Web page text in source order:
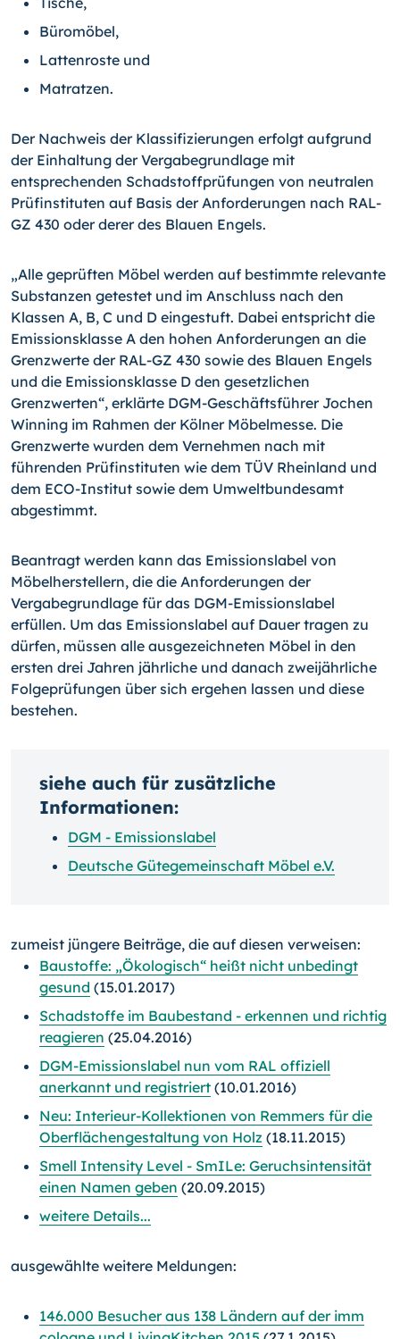
Büromöbel,
Lattenroste und
Matratzen.
Der Nachweis der Klassifizierungen erfolgt aufgrund
der Ein­haltung der Vergabegrundlage mit
entsprechenden Schadstoff­prüfungen von neutralen
Prüfinstituten auf Basis der Anforde­rungen nach RAL-
GZ 430 oder derer des Blauen Engels.
„Alle geprüften Möbel werden auf bestimmte relevante
Substanzen getestet und im Anschluss nach den
Klassen A, B, C und D eingestuft. Dabei entspricht die
Emissions­klasse A den hohen Anforderungen an die
Grenzwerte der RAL-GZ 430 sowie des Blau­en Engels
und die Emissionsklasse D den gesetzlichen
Grenzwerten“, erklärte DGM-Ge­schäftsführer Jochen
Winning im Rahmen der Kölner Möbelmesse. Die
Grenzwerte wur­den dem Vernehmen nach mit
führenden Prüfinstituten wie dem TÜV Rheinland und
dem ECO-Institut sowie dem Umweltbundesamt
abgestimmt.
Beantragt werden kann das Emissionslabel von
Möbelherstellern, die die Anforderungen der
Vergabegrundlage für das DGM-Emissionslabel
erfüllen. Um das Emissionslabel auf Dauer tragen zu
dürfen, müssen alle ausgezeichneten Möbel in den
ersten drei Jahren jährliche und danach zweijährliche
Folgeprüfungen über sich ergehen lassen und diese
bestehen.
siehe auch für zusätzliche
Informationen:
DGM - Emissionslabel
Deutsche Gütegemeinschaft Möbel e.V.
zumeist jüngere Beiträge, die auf diesen verweisen:
Baustoffe: „Ökologisch“ heißt nicht unbedingt
gesund (15.01.2017)
Schadstoffe im Baubestand - erkennen und richtig
reagieren (25.04.2016)
DGM-Emissionslabel nun vom RAL offiziell
anerkannt und registriert (10.01.2016)
Neu: Interieur-Kollektionen von Remmers für die
Oberflächenge­staltung von Holz (18.11.2015)
Smell Intensity Level - SmILe: Geruchsintensität
einen Namen geben (20.09.2015)
weitere Details...
ausgewählte weitere Meldungen:
146.000 Besucher aus 138 Ländern auf der imm